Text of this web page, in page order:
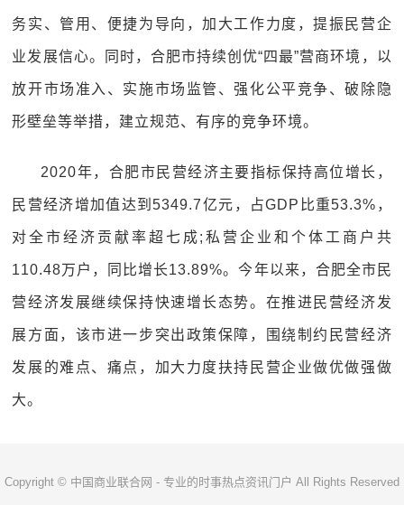
务实、管用、便捷为导向，加大工作力度，提振民营企
业发展信心。同时，合肥市持续创优“四最”营商环境，以
放开市场准入、实施市场监管、强化公平竞争、破除隐
形壁垒等举措，建立规范、有序的竞争环境。
2020年，合肥市民营经济主要指标保持高位增长，
民营经济增加值达到5349.7亿元，占GDP比重53.3%，
对全市经济贡献率超七成;私营企业和个体工商户共
110.48万户，同比增长13.89%。今年以来，合肥全市民
营经济发展继续保持快速增长态势。在推进民营经济发
展方面，该市进一步突出政策保障，围绕制约民营经济
发展的难点、痛点，加大力度扶持民营企业做优做强做
大。
Copyright © 中国商业联合网 - 专业的时事热点资讯门户 All Rights Reserved